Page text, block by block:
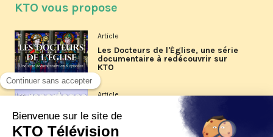
KTO vous propose
Article
Les Docteurs de l'Église, une série
documentaire à redécouvrir sur
KTO
Article
Les reportages d'été 2026 de KTO